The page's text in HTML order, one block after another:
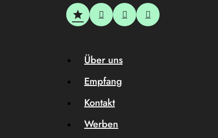
Über uns
Empfang
Kontakt
Werben